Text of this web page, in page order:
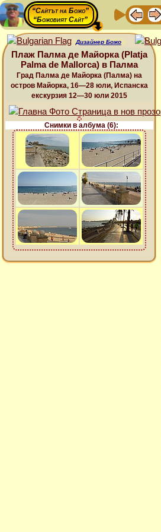
“Сайтът на Божо”
“Божовият Сайт”
Дизайнер Божо
Плаж Палма де Майорка (Platja
Palma de Mallorca) в Палма
Град Палма де Майорка (Палма) на
остров Майорка, 16—28 юли, Испанска
екскурзия 12—30 юли 2015
Снимки в албума (6):